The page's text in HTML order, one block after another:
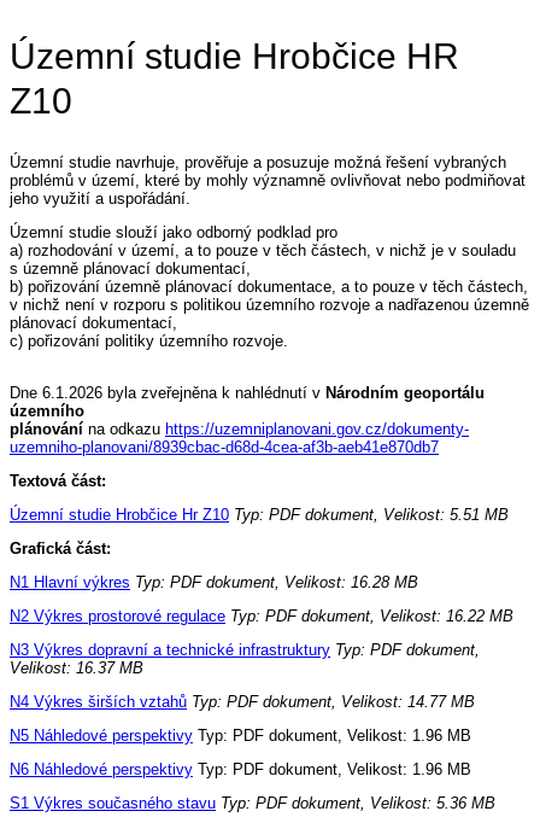
Územní studie Hrobčice HR
Z10
Územní studie navrhuje, prověřuje a posuzuje možná řešení vybraných
problémů v území, které by mohly významně ovlivňovat nebo podmiňovat
jeho využití a uspořádání.
Územní studie slouží jako odborný podklad pro
a) rozhodování v území, a to pouze v těch částech, v nichž je v souladu
s územně plánovací dokumentací,
b) pořizování územně plánovací dokumentace, a to pouze v těch částech,
v nichž není v rozporu s politikou územního rozvoje a nadřazenou územně
plánovací dokumentací,
c) pořizování politiky územního rozvoje.
Dne 6.1.2026 byla zveřejněna k nahlédnutí v Národním geoportálu
územního
plánování na odkazu https://uzemniplanovani.gov.cz/dokumenty-
uzemniho-planovani/8939cbac-d68d-4cea-af3b-aeb41e870db7
Textová část:
Územní studie Hrobčice Hr Z10 Typ: PDF dokument, Velikost: 5.51 MB
Grafická část:
N1 Hlavní výkres Typ: PDF dokument, Velikost: 16.28 MB
N2 Výkres prostorové regulace Typ: PDF dokument, Velikost: 16.22 MB
N3 Výkres dopravní a technické infrastruktury Typ: PDF dokument,
Velikost: 16.37 MB
N4 Výkres širších vztahů Typ: PDF dokument, Velikost: 14.77 MB
N5 Náhledové perspektivy Typ: PDF dokument, Velikost: 1.96 MB
N6 Náhledové perspektivy Typ: PDF dokument, Velikost: 1.96 MB
S1 Výkres současného stavu Typ: PDF dokument, Velikost: 5.36 MB